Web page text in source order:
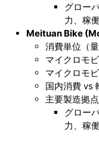
グロー
力、稼
Meituan Bike
消費単位（量
マイクロモ
マイクロモ
国内消費 vs
主要製造拠
グロー
力、稼